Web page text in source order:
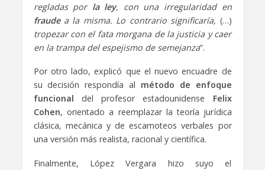
regladas por la ley, con una irregularidad en
fraudea la misma. Lo contrario significaría, (…)
tropezar con el fata morgana de la justicia y caer
en la trampa del espejismo de semejanza”.
Por otro lado, explicó que el nuevo encuadre de
su decisión respondía al método de enfoque
funcional del profesor estadounidense Felix
Cohen, orientado a reemplazar la teoría jurídica
clásica, mecánica y de escamoteos verbales por
una versión más realista, racional y científica.
Finalmente, López Vergara hizo suyo el